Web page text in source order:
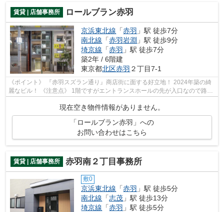
賃貸 | 店舗事務所 ロールブラン赤羽
京浜東北線 「赤羽 」駅 徒歩7分
南北線 「赤羽岩淵 」駅 徒歩9分
埼京線 「赤羽 」駅 徒歩7分
築2年 / 6階建
東京都北区赤羽 ２丁目7-1
《ポイント》 『赤羽スズラン通り』商店街に面する好立地！ 2024年築の綺
麗なビル！ 《注意点》 1階ですがエントランスホールの先が入口なので路面
現在空き物件情報がありません。
「ロールブラン赤羽」への
お問い合わせはこちら
賃貸 | 店舗事務所 赤羽南２丁目事務所
敷0
京浜東北線 「赤羽 」駅 徒歩5分
南北線 「志茂 」駅 徒歩13分
埼京線 「赤羽 」駅 徒歩5分